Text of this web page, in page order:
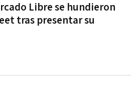
Libre se hundieron
tras presentar su